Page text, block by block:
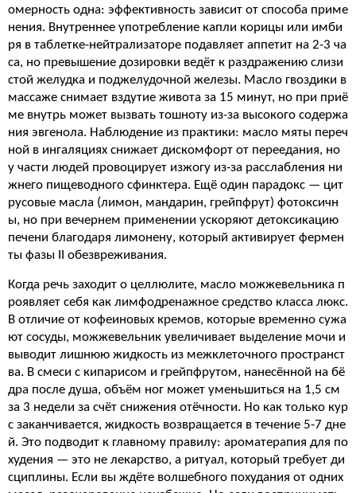
омерность одна: эффективность зависит от способа приме
нения. Внутреннее употребление капли корицы или имби
ря в таблетке-нейтрализаторе подавляет аппетит на 2-3 ча
са, но превышение дозировки ведёт к раздражению слизи
стой желудка и поджелудочной железы. Масло гвоздики в
массаже снимает вздутие живота за 15 минут, но при приё
ме внутрь может вызвать тошноту из-за высокого содержа
ния эвгенола. Наблюдение из практики: масло мяты переч
ной в ингаляциях снижает дискомфорт от переедания, но
у части людей провоцирует изжогу из-за расслабления ни
жнего пищеводного сфинктера. Ещё один парадокс — цит
русовые масла (лимон, мандарин, грейпфрут) фотоксичн
ы, но при вечернем применении ускоряют детоксикацию
печени благодаря лимонену, который активирует фермен
ты фазы II обезвреживания.
Когда речь заходит о целлюлите, масло можжевельника п
роявляет себя как лимфодренажное средство класса люкс.
В отличие от кофеиновых кремов, которые временно сужа
ют сосуды, можжевельник увеличивает выделение мочи и
выводит лишнюю жидкость из межклеточного пространст
ва. В смеси с кипарисом и грейпфрутом, нанесённой на бё
дра после душа, объём ног может уменьшиться на 1,5 см
за 3 недели за счёт снижения отёчности. Но как только кур
с заканчивается, жидкость возвращается в течение 5-7 дне
й. Это подводит к главному правилу: ароматерапия для по
худения — это не лекарство, а ритуал, который требует ди
сциплины. Если вы ждёте волшебного похудания от одних